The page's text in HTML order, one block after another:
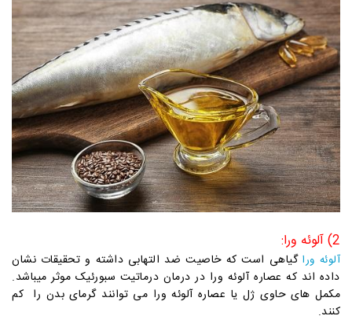
2) آلوئه ورا:
آلوئه وراگیاهی است که خاصیت ضد التهابی داشته و تحقیقات نشان
داده اند که عصاره آلوئه ورا در درمان درماتیت سبورئیک موثر میباشد.
مکمل های حاوی ژل یا عصاره آلوئه ورا می توانند گرمای بدن را کم
کنند.